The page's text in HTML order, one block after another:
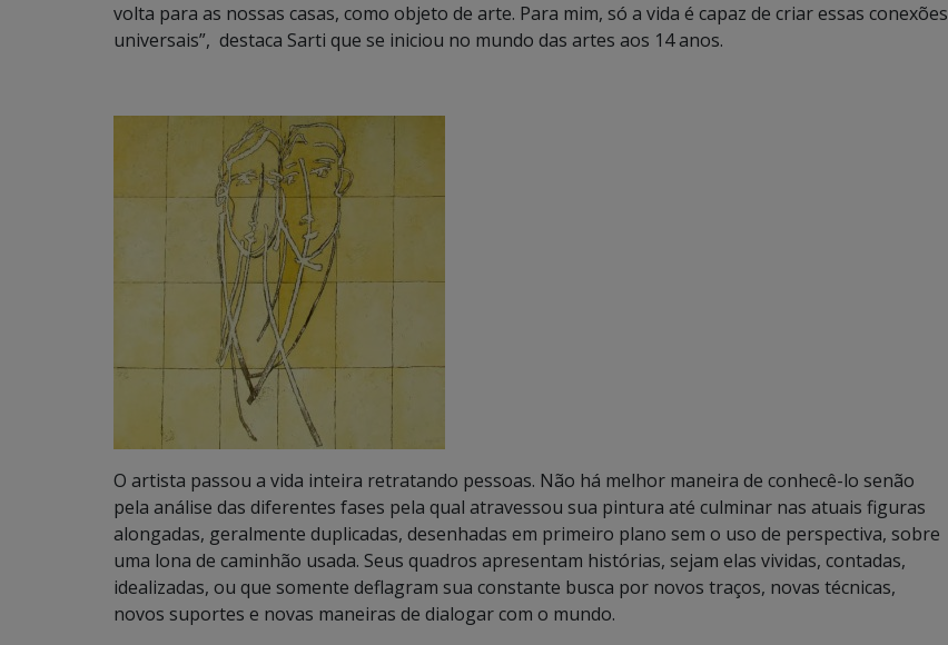
volta para as nossas casas, como objeto de arte. Para mim, só a vida é capaz de criar essas conexões
universais”, destaca Sarti que se iniciou no mundo das artes aos 14 anos.
O artista passou a vida inteira retratando pessoas. Não há melhor maneira de conhecê-lo senão
pela análise das diferentes fases pela qual atravessou sua pintura até culminar nas atuais figuras
alongadas, geralmente duplicadas, desenhadas em primeiro plano sem o uso de perspectiva, sobre
uma lona de caminhão usada. Seus quadros apresentam histórias, sejam elas vividas, contadas,
idealizadas, ou que somente deflagram sua constante busca por novos traços, novas técnicas,
novos suportes e novas maneiras de dialogar com o mundo.